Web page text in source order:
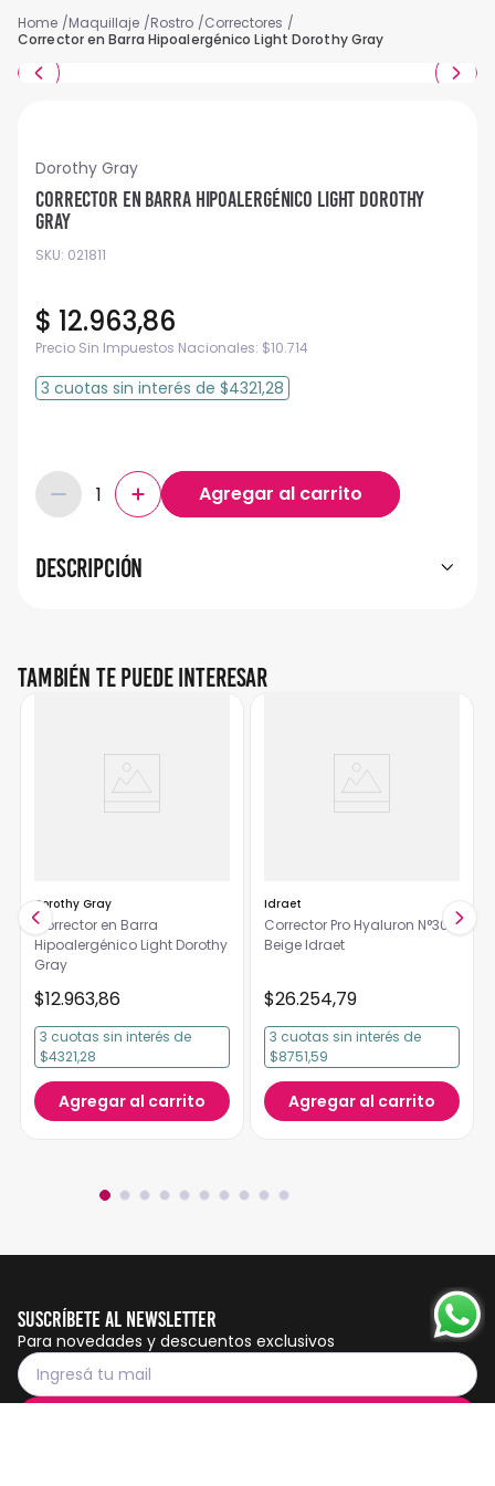
Maquillaje Rostro
Correctores
Corrector en Barra Hipoalergénico Light Dorothy Gray
Dorothy Gray
Corrector en Barra Hipoalergénico Light Dorothy
Gray
SKU: 021811
$ 12.963,86
Precio Sin Impuestos Nacionales: $10.714
3 cuotas sin interés de $4321,28
Descripción
También te puede interesar
Dorothy Gray
Corrector en Barra
Hipoalergénico Light Dorothy
Gray
$12.963,86
3 cuotas sin interés de
$4321,28
Agregar al carrito
Idraet
Corrector Pro Hyaluron N°30
Beige Idraet
$26.254,79
3 cuotas sin interés de
$8751,59
Agregar al carrito
Suscríbete al Newsletter
Para novedades y descuentos exclusivos